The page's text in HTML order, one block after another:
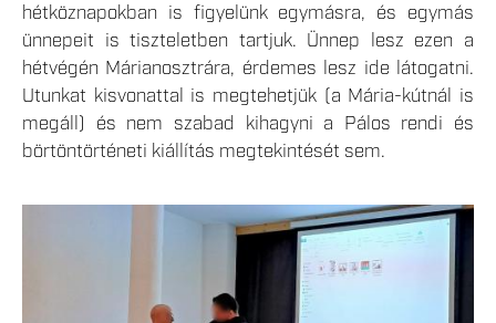
hétköznapokban is figyelünk egymásra, és egymás
ünnepeit is tiszteletben tartjuk. Ünnep lesz ezen a
hétvégén Márianosztrára, érdemes lesz ide látogatni.
Utunkat kisvonattal is megtehetjük (a Mária-kútnál is
megáll) és nem szabad kihagyni a Pálos rendi és
börtöntörténeti kiállítás megtekintését sem.